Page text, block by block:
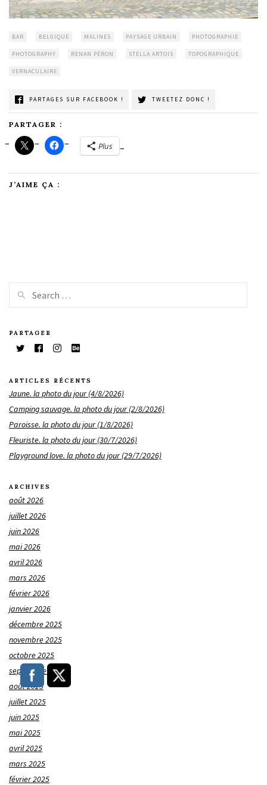
BAR BELGIQUE MALINES PAYSAGE URBAIN PHOTOGRAPHIE
PHOTOGRAPHY RENAN PÉRON STELLA ARTOIS TOPOGRAPHIQUE
VERNACULAIRE
PARTAGES SUR FACEBOOK ! TWEETEZ DONC !
PARTAGER :
Plus
J’AIME ÇA :
PARTAGER
ARTICLES RÉCENTS
Jaune. la photo du jour (4/8/2026)
Camping sauvage. la photo du jour (2/8/2026)
Paroisse. la photo du jour (1/8/2026)
Fleuriste. la photo du jour (30/7/2026)
Playground love. la photo du jour (29/7/2026)
ARCHIVES
août 2026
juillet 2026
juin 2026
mai 2026
avril 2026
mars 2026
février 2026
janvier 2026
décembre 2025
novembre 2025
octobre 2025
septembre 2025
août 2025
juillet 2025
juin 2025
mai 2025
avril 2025
mars 2025
février 2025